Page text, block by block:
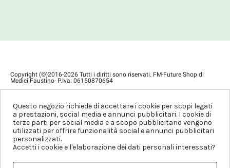
Copyright (©)2016-2026 Tutti i diritti sono riservati. FM-Future Shop di
Medici Faustino- P.Iva: 06150870654
Questo negozio richiede di accettare i cookie per scopi legati
a prestazioni, social media e annunci pubblicitari. I cookie di
terze parti per social media e a scopo pubblicitario vengono
utilizzati per offrire funzionalità social e annunci pubblicitari
personalizzati.
Accetti i cookie e l'elaborazione dei dati personali interessati?